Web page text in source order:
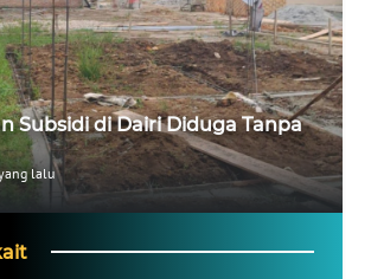
Subsidi di Dairi Diduga Tanpa
lalu